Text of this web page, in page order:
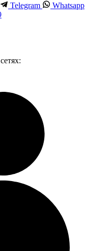
Telegram
Whatsapp